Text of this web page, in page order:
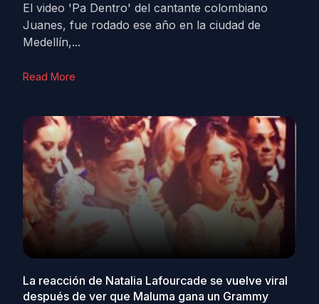
El video 'Pa Dentro' del cantante colombiano
Juanes, fue rodado ese año en la ciudad de
Medellín,...
Read More
La reacción de Natalia Lafourcade se vuelve viral
después de ver que Maluma gana un Grammy